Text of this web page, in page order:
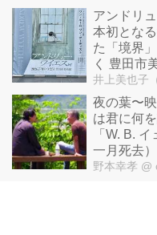
アンドリ
本初とな
た「境界
く 豊田市
まで開催！
井上美也子
夜の葉〜
は君に何
「W. B.
一月死去）
野本幸孝 @